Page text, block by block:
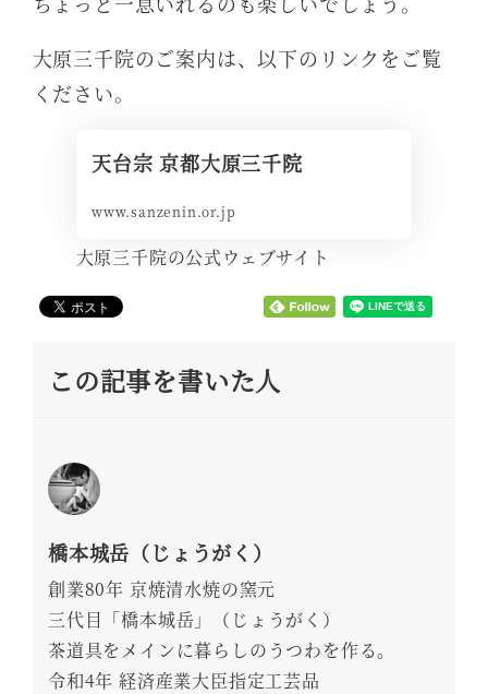
大原三千院のご案内は、以下のリンクをご覧
ください。
天台宗 京都大原三千院
www.sanzenin.or.jp
大原三千院の公式ウェブサイト
この記事を書いた人
橋本城岳（じょうがく）
創業80年 京焼清水焼の窯元
三代目「橋本城岳」（じょうがく）
茶道具をメインに暮らしのうつわを作る。
令和4年 経済産業大臣指定工芸品